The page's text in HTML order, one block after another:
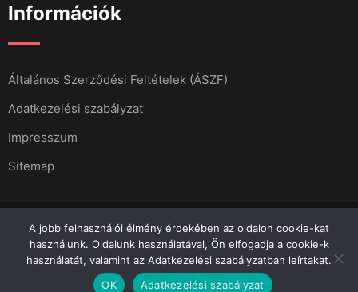
Információk
Általános Szerződési Feltételek (ÁSZF)
Adatkezelési szabályzat
Impresszum
Sitemap
Minden jog fenntartva 2023.Menő Apró
A jobb felhasználói élmény érdekében az oldalon cookie-kat
használunk. Oldalunk használatával, Ön elfogadja a cookie-k
használatát, valamint az Adatkezelési szabályzatban leírtakat.
OK
Adatkezelési szabályzat